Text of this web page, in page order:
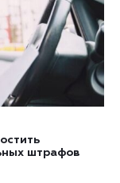
штрафов